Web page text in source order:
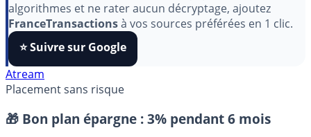
Pour soutenir le travail de notre équipe face aux
algorithmes et ne rater aucun décryptage, ajoutez
FranceTransactionsà vos sources préférées en 1 clic.
⭐️ Suivre sur Google
Placement sans risque